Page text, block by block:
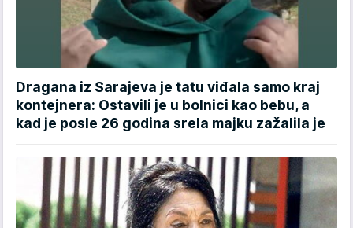
Dragana iz Sarajeva je tatu viđala samo kraj
kontejnera: Ostavili je u bolnici kao bebu, a
kad je posle 26 godina srela majku zažalila je